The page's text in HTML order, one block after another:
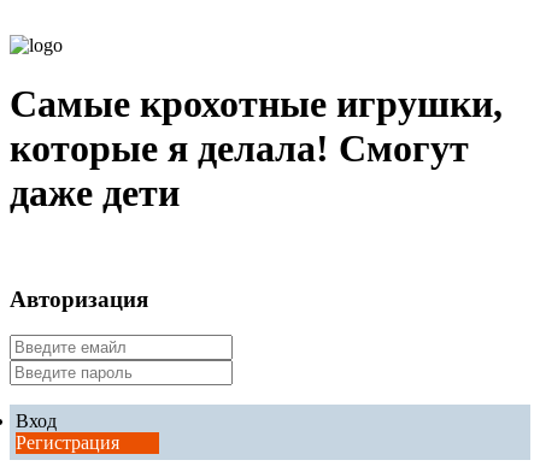
Самые крохотные игрушки,
которые я делала! Смогут
даже дети
Авторизация
Вход
Регистрация